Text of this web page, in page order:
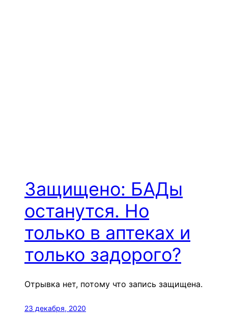
Защищено: БАДы
останутся. Но
только в аптеках и
только задорого?
Отрывка нет, потому что запись защищена.
23 декабря, 2020